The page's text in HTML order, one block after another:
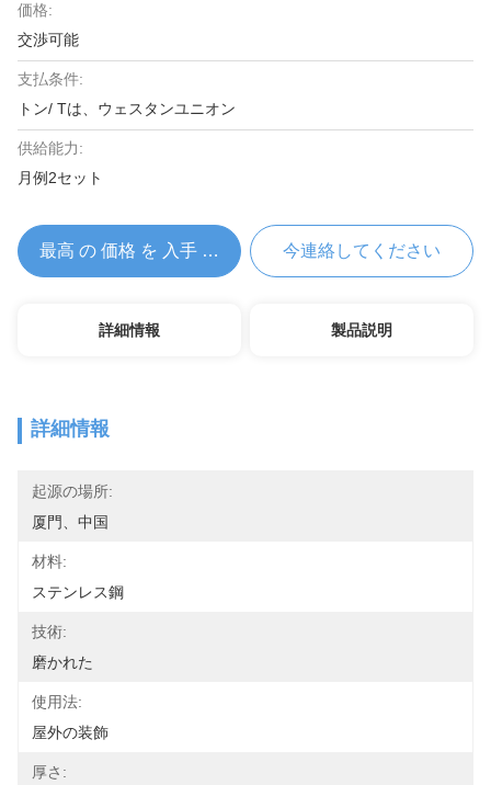
価格:
交渉可能
支払条件:
トン/ Tは、ウェスタンユニオン
供給能力:
月例2セット
最高 の 価格 を 入手 する 今連絡してください
詳細情報 製品説明
詳細情報
起源の場所:
厦門、中国
材料:
ステンレス鋼
技術:
磨かれた
使用法:
屋外の装飾
厚さ: